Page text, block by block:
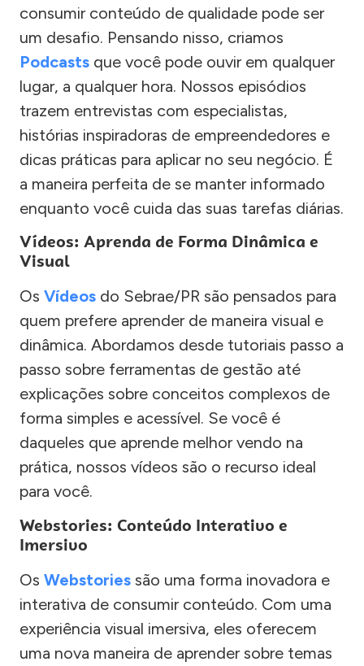
consumir conteúdo de qualidade pode ser
um desafio. Pensando nisso, criamos
Podcasts que você pode ouvir em qualquer
lugar, a qualquer hora. Nossos episódios
trazem entrevistas com especialistas,
histórias inspiradoras de empreendedores e
dicas práticas para aplicar no seu negócio. É
a maneira perfeita de se manter informado
enquanto você cuida das suas tarefas diárias.
Vídeos: Aprenda de Forma Dinâmica e
Visual
Os Vídeos do Sebrae/PR são pensados para
quem prefere aprender de maneira visual e
dinâmica. Abordamos desde tutoriais passo a
passo sobre ferramentas de gestão até
explicações sobre conceitos complexos de
forma simples e acessível. Se você é
daqueles que aprende melhor vendo na
prática, nossos vídeos são o recurso ideal
para você.
Webstories: Conteúdo Interativo e
Imersivo
Os Webstories são uma forma inovadora e
interativa de consumir conteúdo. Com uma
experiência visual imersiva, eles oferecem
uma nova maneira de aprender sobre temas